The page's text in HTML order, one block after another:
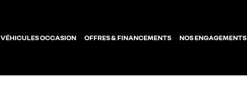
VÉHICULES OCCASION OFFRES & FINANCEMENTS NOS ENGAGEMENTS